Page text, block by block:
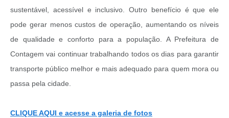
sustentável, acessível e inclusivo. Outro benefício é que ele
pode gerar menos custos de operação, aumentando os níveis
de qualidade e conforto para a população. A Prefeitura de
Contagem vai continuar trabalhando todos os dias para garantir
transporte público melhor e mais adequado para quem mora ou
passa pela cidade.
CLIQUE AQUI e acesse a galeria de fotos